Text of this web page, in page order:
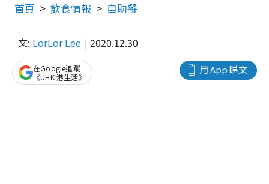
首頁 飲食情報 自助餐
文: LorLor Lee 2020.12.30
用 App 睇文
在Google追蹤
《UHK 港生活》